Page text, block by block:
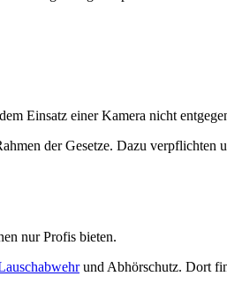
Einsatz einer Kamera nicht
der Gesetze. Dazu verpflichten
nur Profis bieten.
und Abhörschutz. Dort